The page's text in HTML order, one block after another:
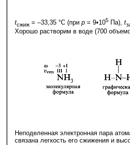
tсжиж = –33,35 °C (при p = 9•105 Па), t
Хорошо растворим в воде (700
Неподеленная электронная пара
связана легкость его сжижения и